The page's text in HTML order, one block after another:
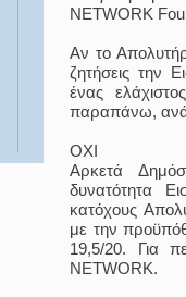
NETWORK
Αν το
ζητήσεις την
ένας
παραπάνω,
ΟΧΙ
Αρκετά
δυνατότητα
κατόχους
με την
19,5/20. Για
NETWORK.